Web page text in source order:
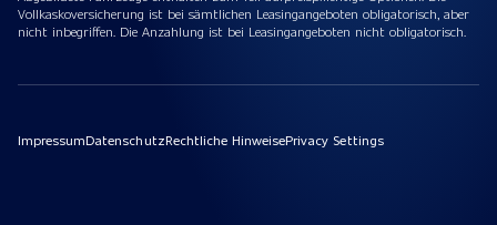
Vollkaskoversicherung ist bei sämtlichen Leasingangeboten obligatorisch, aber
nicht inbegriffen. Die Anzahlung ist bei Leasingangeboten nicht obligatorisch.
ImpressumDatenschutzRechtliche HinweisePrivacy Settings